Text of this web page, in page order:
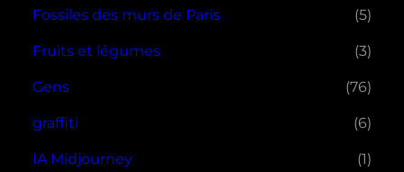
Fossiles des murs de Paris (5)
Fruits et légumes (3)
Gens (76)
graffiti (6)
IA Midjourney (1)